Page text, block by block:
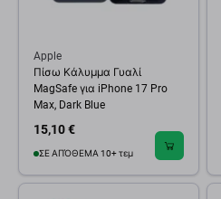
Apple
Πίσω Κάλυμμα Γυαλί
MagSafe για iPhone 17 Pro
Max, Dark Blue
15,10 €
ΣΕ ΑΠΌΘΕΜΑ 10+ τεμ